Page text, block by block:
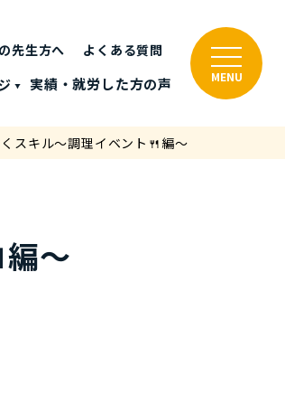
先生方へ よくある質問
実績・就労した⽅の声 MENU
スキル～調理イベント🍴編～
～